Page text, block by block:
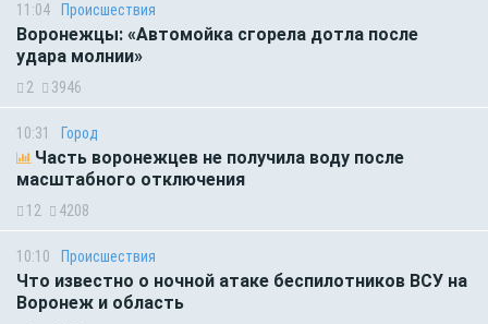
11:04 Происшествия
Воронежцы: «Автомойка сгорела дотла после
удара молнии»
2 3946
10:31 Город
Часть воронежцев не получила воду после
масштабного отключения
12 4208
10:10 Происшествия
Что известно о ночной атаке беспилотников ВСУ на
Воронеж и область